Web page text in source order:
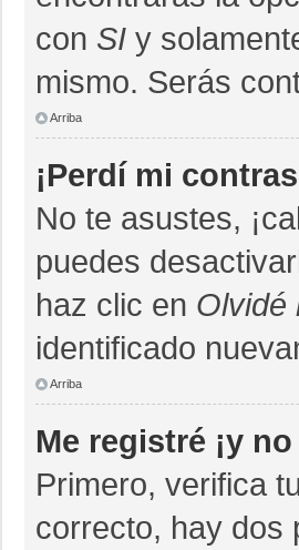
con SI y
mismo. Serás
Arriba
¡Perdí mi
No te asustes,
puedes
haz clic en Olvidé
identificado
Arriba
Me registré ¡y
Primero, verifica
correcto, hay dos